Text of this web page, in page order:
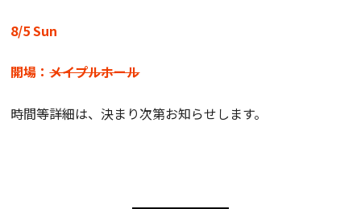
8/5 Sun
開場：メイプルホール
時間等詳細は、決まり次第お知らせします。